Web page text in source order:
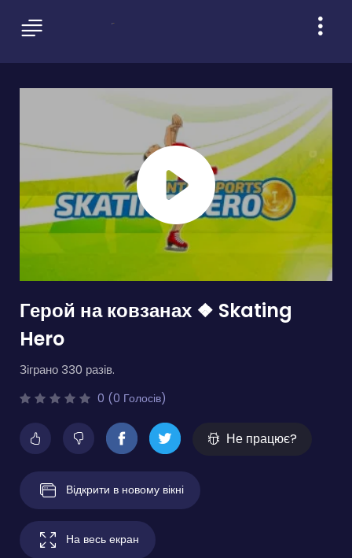
Герой на ковзанах ❖ Skating
Hero
Зіграно 330 разів.
0 (0 Голосів)
Не працює?
Відкрити в новому вікні
На весь екран